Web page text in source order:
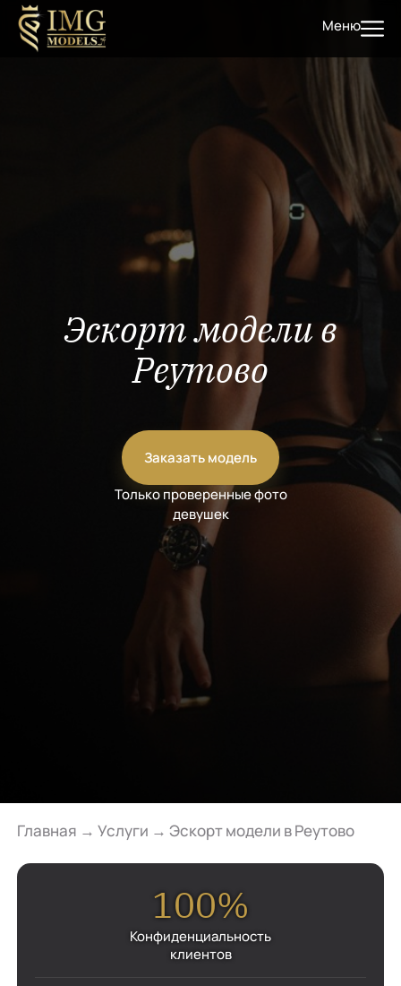
Меню
Эскорт модели в
Реутово
Заказать модель
Только проверенные фото
девушек
Главная → Услуги → Эскорт модели в Реутово
100%
Конфиденциальность
клиентов